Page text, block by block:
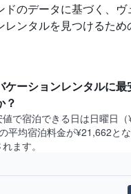
ドのデータに基づく、ヴ
レンタルを見つけるた
ケーションレンタルに
？
で宿泊できる日は日曜日​
平均宿泊料金が¥21,662と
ます。